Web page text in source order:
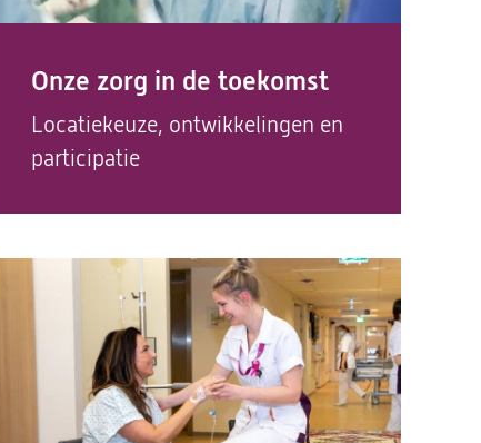
Onze zorg in de toekomst
Locatiekeuze, ontwikkelingen en
participatie